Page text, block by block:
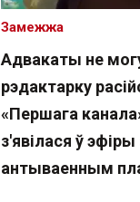
Адвакаты не
рэдактарку
«Першага
з'явілася ў эфіры
антываенным
Замежжа